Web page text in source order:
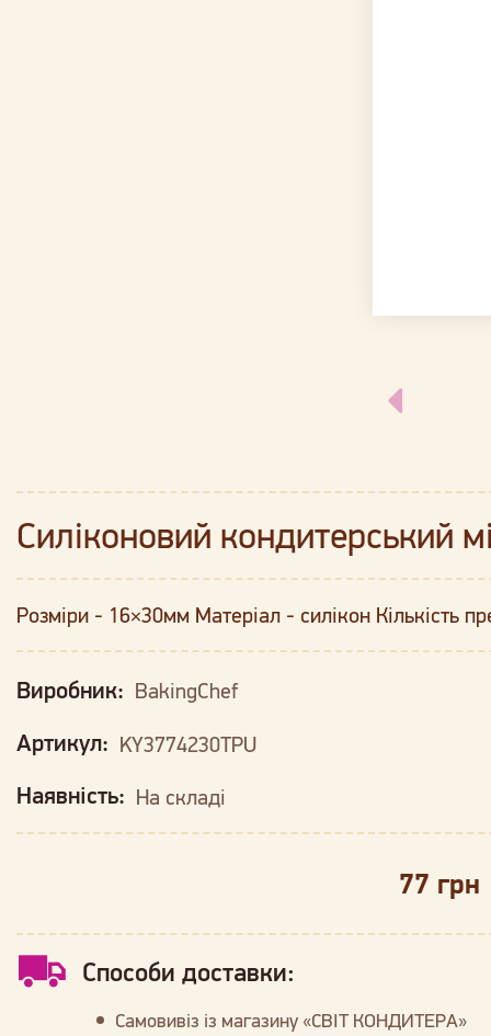
Силіконовий кондитерський
Розміри - 16×30мм Матеріал - силікон Кількість
Виробник: BakingChef
Артикул: KY3774230TPU
Наявність: На складі
77 грн
Способи доставки:
Самовивіз із магазину «СВІТ КОНДИТЕРА»